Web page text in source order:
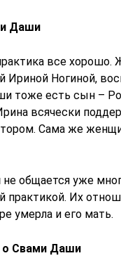
Даши
все
Ириной Ногиной,
тоже есть сын –
всячески
Сама же
не общается уже
практикой. Их
умерла и его мать.
о Свами Даши